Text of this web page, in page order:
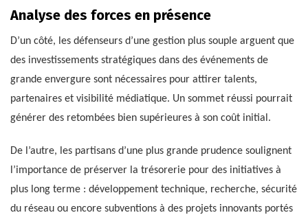
Analyse des forces en présence
D’un côté, les défenseurs d’une gestion plus souple arguent que
des investissements stratégiques dans des événements de
grande envergure sont nécessaires pour attirer talents,
partenaires et visibilité médiatique. Un sommet réussi pourrait
générer des retombées bien supérieures à son coût initial.
De l’autre, les partisans d’une plus grande prudence soulignent
l’importance de préserver la trésorerie pour des initiatives à
plus long terme : développement technique, recherche, sécurité
du réseau ou encore subventions à des projets innovants portés